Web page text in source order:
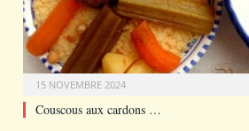
15 NOVEMBRE 2024
Couscous aux cardons …